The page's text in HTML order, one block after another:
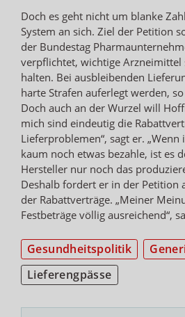
Doch es geht nicht um blanke
System an sich. Ziel der Petition
der Bundestag
verpflichtet, wichtige Arzneimittel
halten. Bei ausbleibenden
harte Strafen auferlegt werden,
Doch auch an der Wurzel will
mich sind eindeutig die
Lieferproblemen“, sagt er.
kaum noch etwas bezahle, ist es
Hersteller nur noch das
Deshalb fordert er in der Petition
der Rabattverträge. „Meiner
Festbeträge völlig ausreichend“,
Gesundheitspolitik
Lieferengpässe